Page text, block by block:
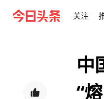
关注
中
“